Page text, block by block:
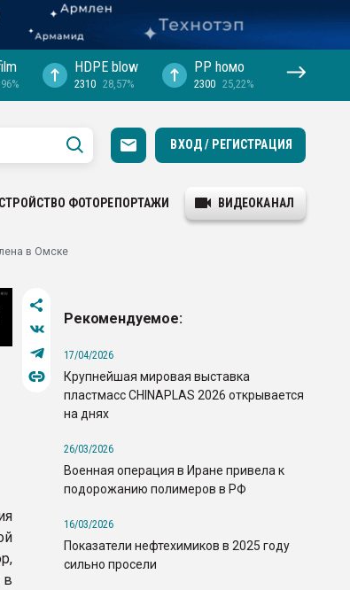
HDPE blow
2310 28,57%
PP hомо
2300 25,22%
ВХОД / РЕГИСТРАЦИЯ
ФОТОРЕПОРТАЖИ ВИДЕОКАНАЛ
в Омске
в
Рекомендуемое:
17/04/2026
Крупнейшая мировая выставка
пластмасс CHINAPLAS 2026 открывается
на днях
26/03/2026
Военная операция в Иране привела к
подорожанию полимеров в РФ
16/03/2026
Показатели нефтехимиков в 2025 году
сильно просели